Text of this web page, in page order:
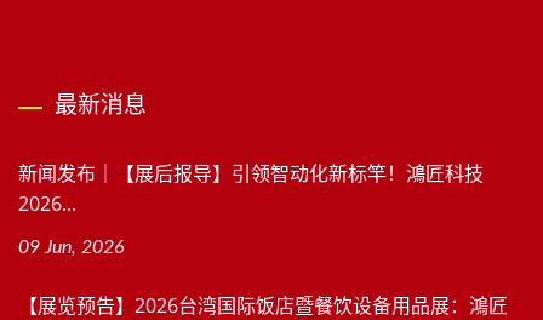
最新消息
新闻发布｜【展后报导】引领智动化新标竿！鴻匠科技
2026...
09 Jun, 2026
【展览预告】2026台湾国际饭店暨餐饮设备用品展：鴻匠